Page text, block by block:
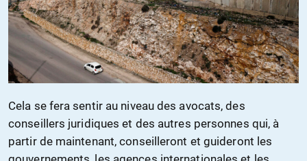
Cela se fera sentir au niveau des avocats, des
conseillers juridiques et des autres personnes qui, à
partir de maintenant, conseilleront et guideront les